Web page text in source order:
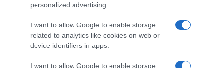
personalized advertising.
I want to allow Google to enable storage
related to analytics like cookies on web or
device identifiers in apps.
I want to allow Google to enable storage
Reparti aeronavali della Guardia di Finanza: controllo del
territorio e contrasto agli illeciti
Francesca Galli · 8 Ago 2026